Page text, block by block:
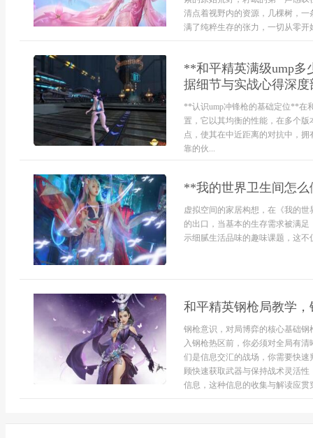
清点着视野内的资源，几棵树，
满了纯粹生存的张力，一切从零开
**和平精英满级ump多
据细节与实战心得深
**认识ump冲锋枪的基础定位**在
置，它以其均衡的性能，在多个
点，使其在中近距离的对抗中，
靠的伙...
**我的世界卫生间怎
虚拟空间的家居构想，在《我的
的出口，当基本的生存需求被满
示细腻生活品味的趣味课题，这
和平精英钢枪局教学
钢枪意识，对局博弈的核心基础
入钢枪热区前，你必须对全局有
们是信息交汇的战场，你需要快
顾快速获取武器与保持战术灵活
信息，这种信息的收集与解读应贯